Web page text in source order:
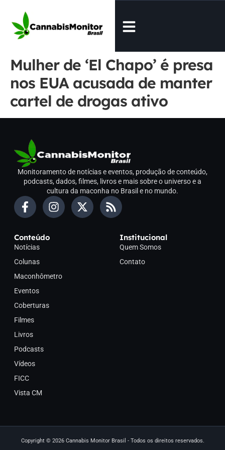
Mulher de ‘El Chapo’ é presa
nos EUA acusada de manter
cartel de drogas ativo
Monitoramento de notícias e eventos, produção de conteúdo,
podcasts, dados, filmes, livros e mais sobre o universo e a
cultura da maconha no Brasil e no mundo.
Conteúdo
Notícias
Colunas
Maconhômetro
Eventos
Coberturas
Filmes
Livros
Podcasts
Vídeos
FICC
Vista CM
Institucional
Quem Somos
Contato
Copyright © 2026 Cannabis Monitor Brasil - Todos os direitos reservados.